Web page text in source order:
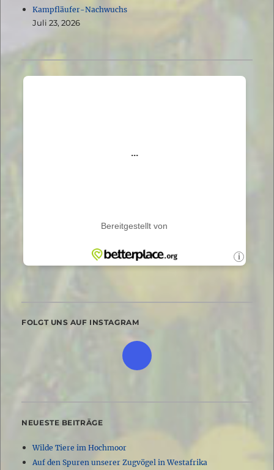
Kampfläufer-Nachwuchs
Juli 23, 2026
FOLGT UNS AUF INSTAGRAM
NEUESTE BEITRÄGE
Wilde Tiere im Hochmoor
Auf den Spuren unserer Zugvögel in Westafrika